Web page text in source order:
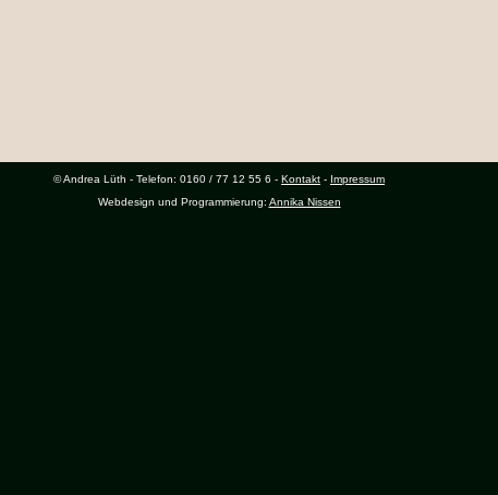
© Andrea Lüth - Telefon: 0160 / 77 12 55 6 - Kontakt - Impressum
Webdesign und Programmierung: Annika Nissen